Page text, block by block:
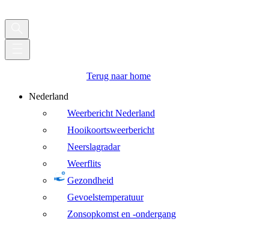
Terug naar home
Nederland
Weerbericht Nederland
Hooikoortsweerbericht
Neerslagradar
Weerflits
Gezondheid
Gevoelstemperatuur
Zonsopkomst en -ondergang